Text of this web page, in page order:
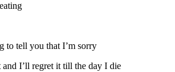
to tell you that I’m sorry
I’ll regret it till the day I die